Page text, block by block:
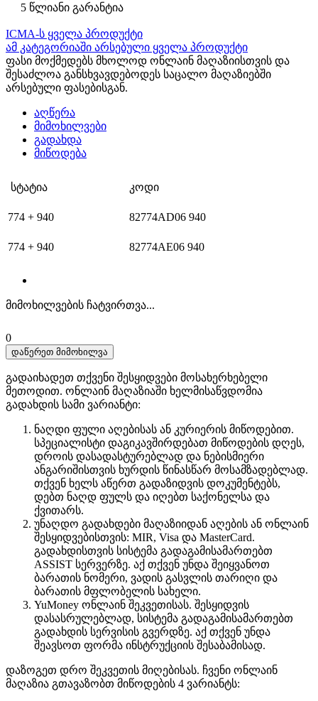
5 წლიანი გარანტია
ICMA-ს ყველა პროდუქტი
ამ კატეგორიაში არსებული ყველა პროდუქტი
ფასი მოქმედებს მხოლოდ ონლაინ მაღაზიისთვის და
შესაძლოა განსხვავდებოდეს საცალო მაღაზიებში
არსებული ფასებისგან.
აღწერა
მიმოხილვები
გადახდა
მიწოდება
სტატია კოდი
774 + 940 82774AD06 940
774 + 940 82774AE06 940
მიმოხილვების ჩატვირთვა...
0
დაწერეთ მიმოხილვა
გადაიხადეთ თქვენი შესყიდვები მოსახერხებელი
მეთოდით. ​​ონლაინ მაღაზიაში ხელმისაწვდომია
გადახდის სამი ვარიანტი:
ნაღდი ფული აღებისას ან კურიერის მიწოდებით.
სპეციალისტი დაგიკავშირდებათ მიწოდების დღეს,
დროის დასადასტურებლად და ნებისმიერი
ანგარიშისთვის ხურდის წინასწარ მოსამზადებლად.
თქვენ ხელს აწერთ გადაზიდვის დოკუმენტებს,
დებთ ნაღდ ფულს და იღებთ საქონელსა და
ქვითარს.
უნაღდო გადახდები მაღაზიიდან აღების ან ონლაინ
შესყიდვებისთვის: MIR, Visa და MasterCard.
გადახდისთვის სისტემა გადაგამისამართებთ
ASSIST სერვერზე. აქ თქვენ უნდა შეიყვანოთ
ბარათის ნომერი, ვადის გასვლის თარიღი და
ბარათის მფლობელის სახელი.
YuMoney ონლაინ შეკვეთისას. შესყიდვის
დასასრულებლად, სისტემა გადაგამისამართებთ
გადახდის სერვისის გვერდზე. აქ თქვენ უნდა
შეავსოთ ფორმა ინსტრუქციის შესაბამისად.
დაზოგეთ დრო შეკვეთის მიღებისას. ჩვენი ონლაინ
მაღაზია გთავაზობთ მიწოდების 4 ვარიანტს: